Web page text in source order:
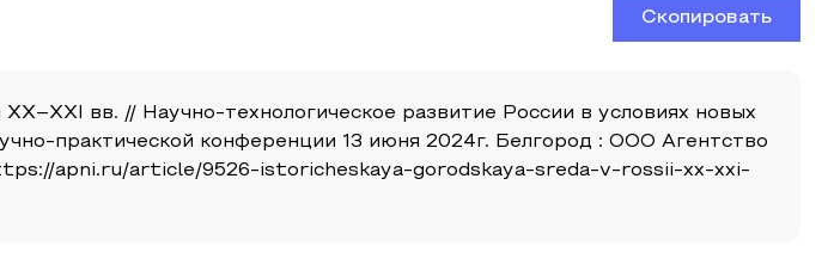
Скопировать
вв. // Научно-технологическое развитие России в условиях новых
практической конференции 13 июня 2024г. Белгород : ООО Агентство
apni.ru/article/9526-istoricheskaya-gorodskaya-sreda-v-rossii-xx-xxi-